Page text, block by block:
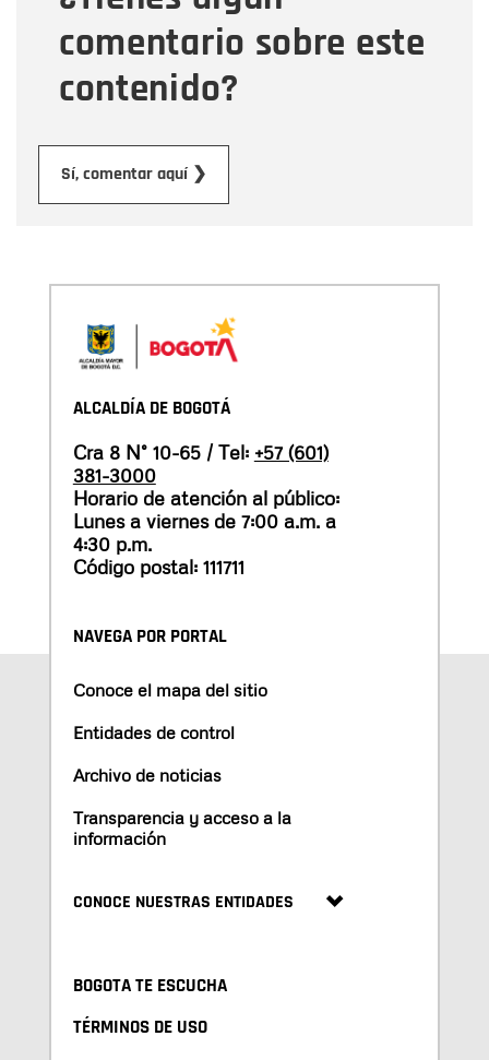
comentario sobre este
contenido?
Sí, comentar aquí ❯
ALCALDÍA DE BOGOTÁ
Cra 8 N° 10-65 / Tel: +57 (601)
381-3000
Horario de atención al público:
Lunes a viernes de 7:00 a.m. a
4:30 p.m.
Código postal: 111711
NAVEGA POR PORTAL
Conoce el mapa del sitio
Entidades de control
Archivo de noticias
Transparencia y acceso a la
información
CONOCE NUESTRAS ENTIDADES
BOGOTA TE ESCUCHA
TÉRMINOS DE USO